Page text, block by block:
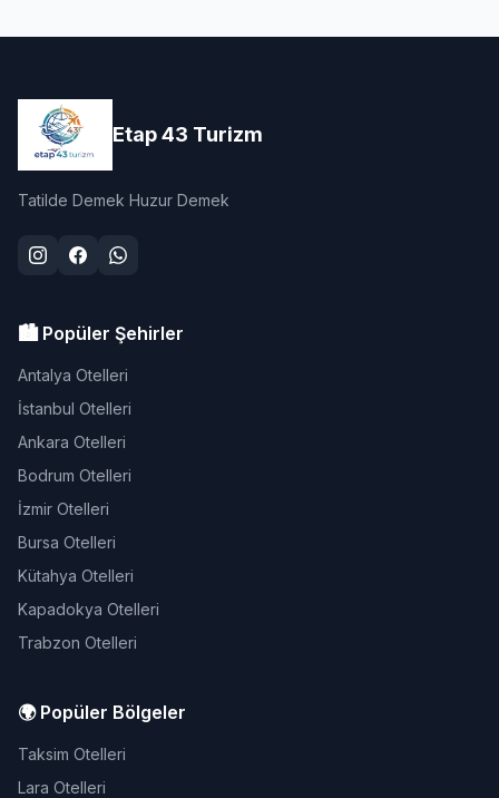
Etap 43 Turizm
Tatilde Demek Huzur Demek
🏙️ Popüler Şehirler
Antalya Otelleri
İstanbul Otelleri
Ankara Otelleri
Bodrum Otelleri
İzmir Otelleri
Bursa Otelleri
Kütahya Otelleri
Kapadokya Otelleri
Trabzon Otelleri
🌍 Popüler Bölgeler
Taksim Otelleri
Lara Otelleri